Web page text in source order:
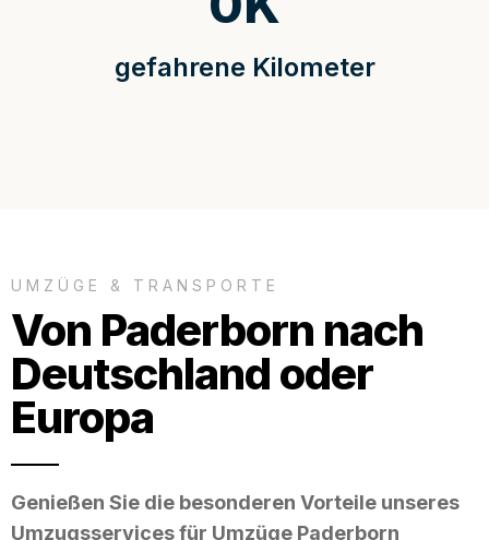
gefahrene Kilometer
UMZÜGE & TRANSPORTE
Von Paderborn nach
Deutschland oder
Europa
Genießen Sie die besonderen Vorteile unseres
Umzugsservices für Umzüge Paderborn